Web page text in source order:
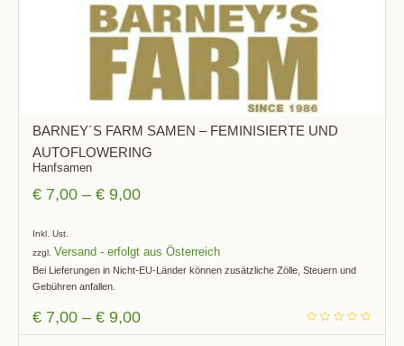
BARNEY´S FARM SAMEN – FEMINISIERTE UND
AUTOFLOWERING
Hanfsamen
€ 7,00 –€ 9,00
Inkl. Ust.
zzgl. Versand
Bei Lieferungen in Nicht-EU-Länder können zusätzliche Zölle, Steuern und
Gebühren anfallen.
€ 7,00 –€ 9,00